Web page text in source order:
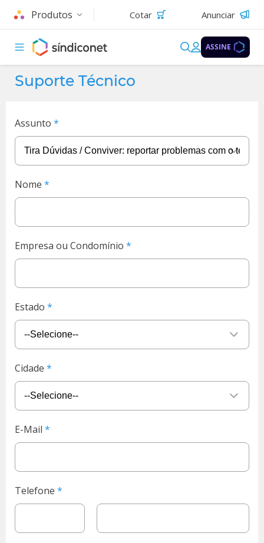
Produtos Cotar Anunciar
ASSINE
Suporte Técnico
Assunto
Nome
Empresa ou Condomínio
Estado
Cidade
E-Mail
Telefone